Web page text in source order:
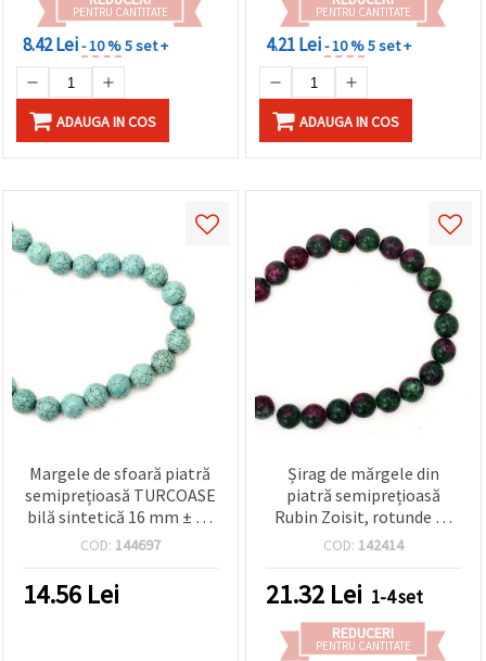
PENTRU CANTITATE
8.42 Lei- 10 %5 set +
ADAUGA IN COS
PENTRU CANTITATE
4.21 Lei- 10 %5 set +
ADAUGA IN COS
Margele de sfoară piatră
semiprețioasă TURCOASE
bilă sintetică 16 mm ± 25
bucăți
COD: 144697
14.56 Lei
Șirag de mărgele din
piatră semiprețioasă
Rubin Zoisit, rotunde 10
mm, aprox. 37 bucăți,
și proiecte craft
COD: 142414
21.32 Lei 1-4 set
REDUCERI
PENTRU CANTITATE